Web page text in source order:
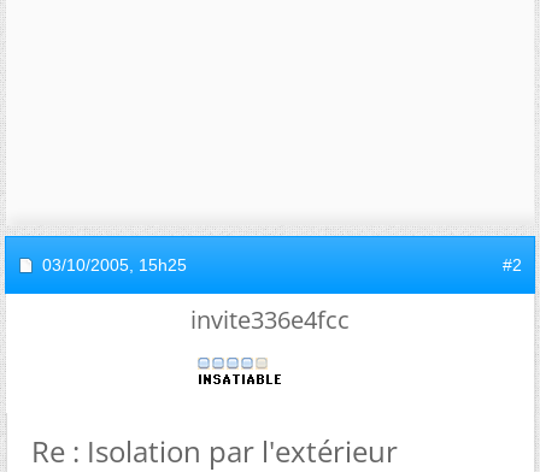
03/10/2005, 15h25 #2
invite336e4fcc
Re : Isolation par l'extérieur